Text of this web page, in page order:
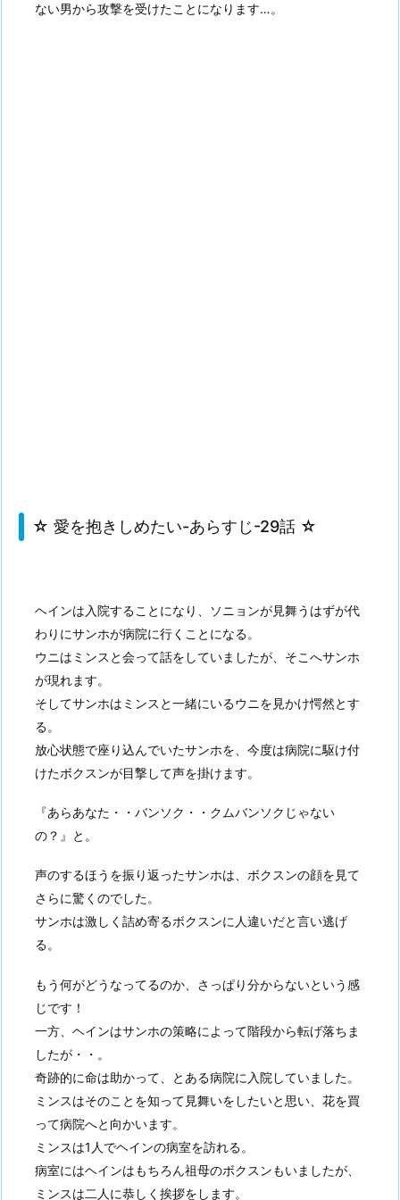
ない男から攻撃を受けたことになります…。
☆ 愛を抱きしめたい-あらすじ-29話 ☆
ヘインは入院することになり、ソニョンが見舞うはずが代
わりにサンホが病院に行くことになる。
ウニはミンスと会って話をしていましたが、そこへサンホ
が現れます。
そしてサンホはミンスと一緒にいるウニを見かけ愕然とす
る。
放心状態で座り込んでいたサンホを、今度は病院に駆け付
けたボクスンが目撃して声を掛けます。
『あらあなた・・バンソク・・クムバンソクじゃない
の？』と。
声のするほうを振り返ったサンホは、ボクスンの顔を見て
さらに驚くのでした。
サンホは激しく詰め寄るボクスンに人違いだと言い逃げ
る。
もう何がどうなってるのか、さっぱり分からないという感
じです！
一方、ヘインはサンホの策略によって階段から転げ落ちま
したが・・。
奇跡的に命は助かって、とある病院に入院していました。
ミンスはそのことを知って見舞いをしたいと思い、花を買
って病院へと向かいます。
ミンスは1人でヘインの病室を訪れる。
病室にはヘインはもちろん祖母のボクスンもいましたが、
ミンスは二人に恭しく挨拶をします。